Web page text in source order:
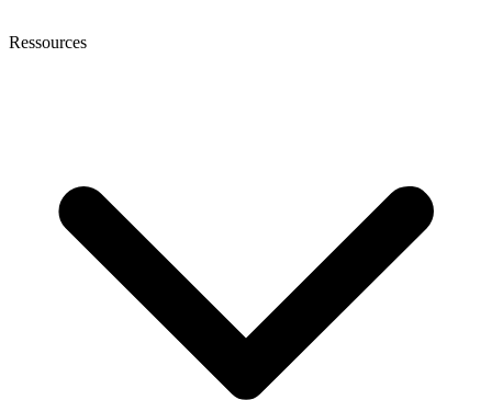
Ressources